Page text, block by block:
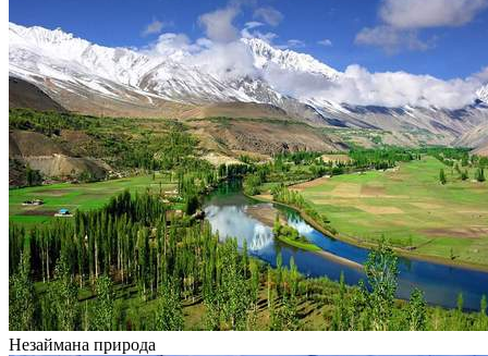
Незаймана природа